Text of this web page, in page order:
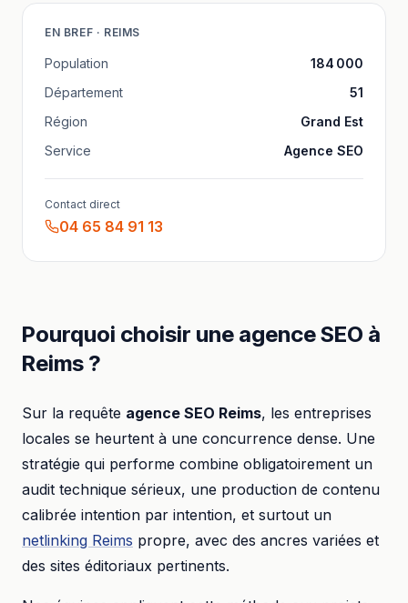
EN BREF · REIMS
Population
184 000
Département
51
Région
Grand Est
Service
Agence SEO
Contact direct
04 65 84 91 13
Pourquoi choisir une agence SEO à
Reims ?
Sur la requête agence SEO Reims, les entreprises
locales se heurtent à une concurrence dense. Une
stratégie qui performe combine obligatoirement un
audit technique sérieux, une production de contenu
calibrée intention par intention, et surtout un
netlinking Reims propre, avec des ancres variées et
des sites éditoriaux pertinents.